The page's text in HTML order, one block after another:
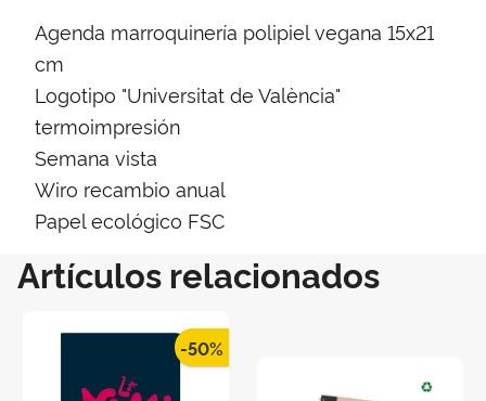
Agenda marroquinería polipiel vegana 15x21
cm
Logotipo "Universitat de València"
termoimpresión
Semana vista
Wiro recambio anual
Papel ecológico FSC
Artículos relacionados
-50%